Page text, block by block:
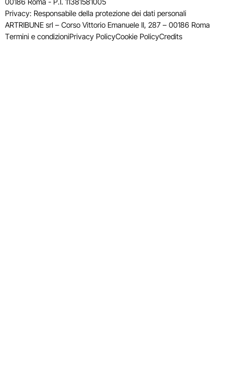
Privacy: Responsabile della protezione dei dati personali
ARTRIBUNE srl – Corso Vittorio Emanuele II, 287 – 00186 Roma
Termini e condizioniPrivacy PolicyCookie PolicyCredits